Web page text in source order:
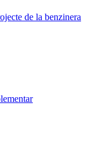
de la benzinera